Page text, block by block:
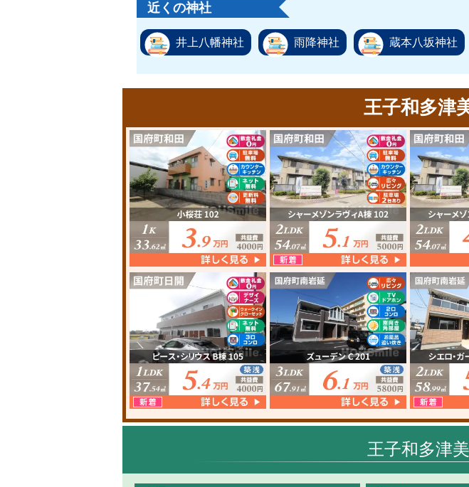
近くの神社
井上八幡神社 雨降神社 蔵本八坂神社
王子和多津
王子和多津